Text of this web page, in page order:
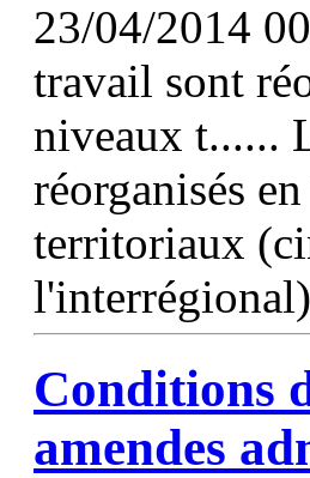
23/04/2014
travail sont
niveaux t......
réorganisés
territoriaux
Conditions
amendes